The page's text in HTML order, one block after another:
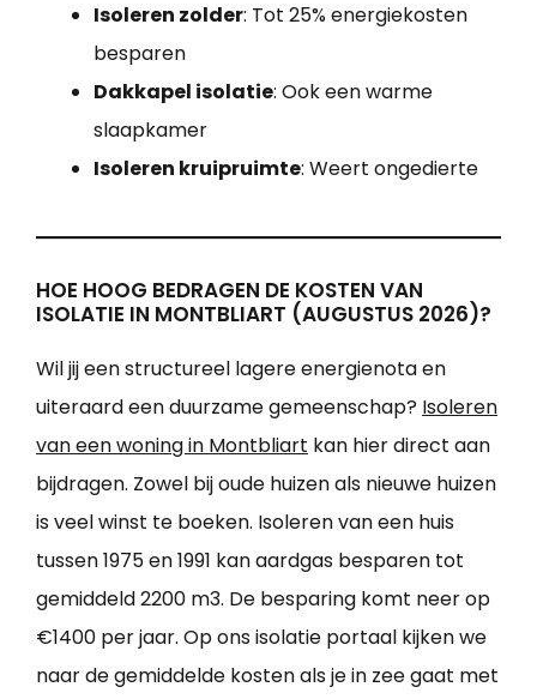
Isoleren zolder: Tot 25% energiekosten
besparen
Dakkapel isolatie: Ook een warme
slaapkamer
Isoleren kruipruimte: Weert ongedierte
HOE HOOG BEDRAGEN DE KOSTEN VAN
ISOLATIE IN MONTBLIART (AUGUSTUS 2026)?
Wil jij een structureel lagere energienota en
uiteraard een duurzame gemeenschap? Isoleren
van een woning in Montbliart kan hier direct aan
bijdragen. Zowel bij oude huizen als nieuwe huizen
is veel winst te boeken. Isoleren van een huis
tussen 1975 en 1991 kan aardgas besparen tot
gemiddeld 2200 m3. De besparing komt neer op
€1400 per jaar. Op ons isolatie portaal kijken we
naar de gemiddelde kosten als je in zee gaat met